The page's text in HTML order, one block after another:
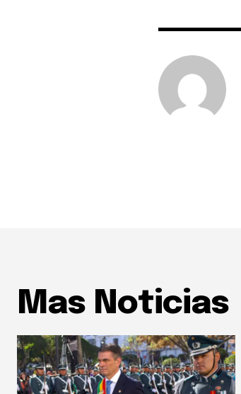
Mas Noticias